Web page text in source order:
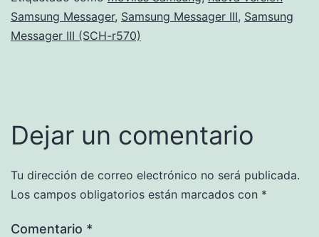
Samsung Messager, Samsung Messager III, Samsung
Messager III (SCH-r570)
Dejar un comentario
Tu dirección de correo electrónico no será publicada.
Los campos obligatorios están marcados con *
Comentario *